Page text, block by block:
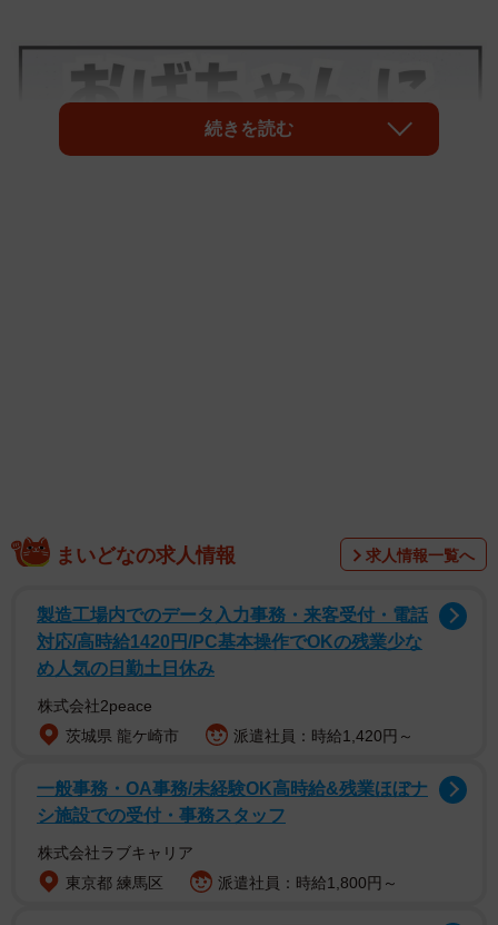
オーストラリアのおばちゃんは強いらしい（サマ子さん提供）
家・サマ子さんが描いた『おばちゃんに怒られるクソ客』
が、SNSで話題となっています。
続きを読む
まいどなの求人情報 求人情報一覧へ
製造工場内でのデータ入力事務・来客受付・電話
対応/高時給1420円/PC基本操作でOKの残業少な
め人気の日勤土日休み
株式会社2peace
茨城県 龍ケ崎市
派遣社員：時給1,420円～
一般事務・OA事務/未経験OK高時給&残業ほぼナ
シ施設での受付・事務スタッフ
株式会社ラブキャリア
東京都 練馬区
派遣社員：時給1,800円～